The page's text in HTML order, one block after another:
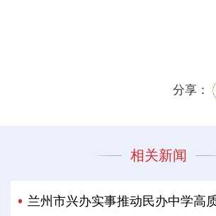
分享：
相关新闻
兰州市兴办实事推动民办中学高